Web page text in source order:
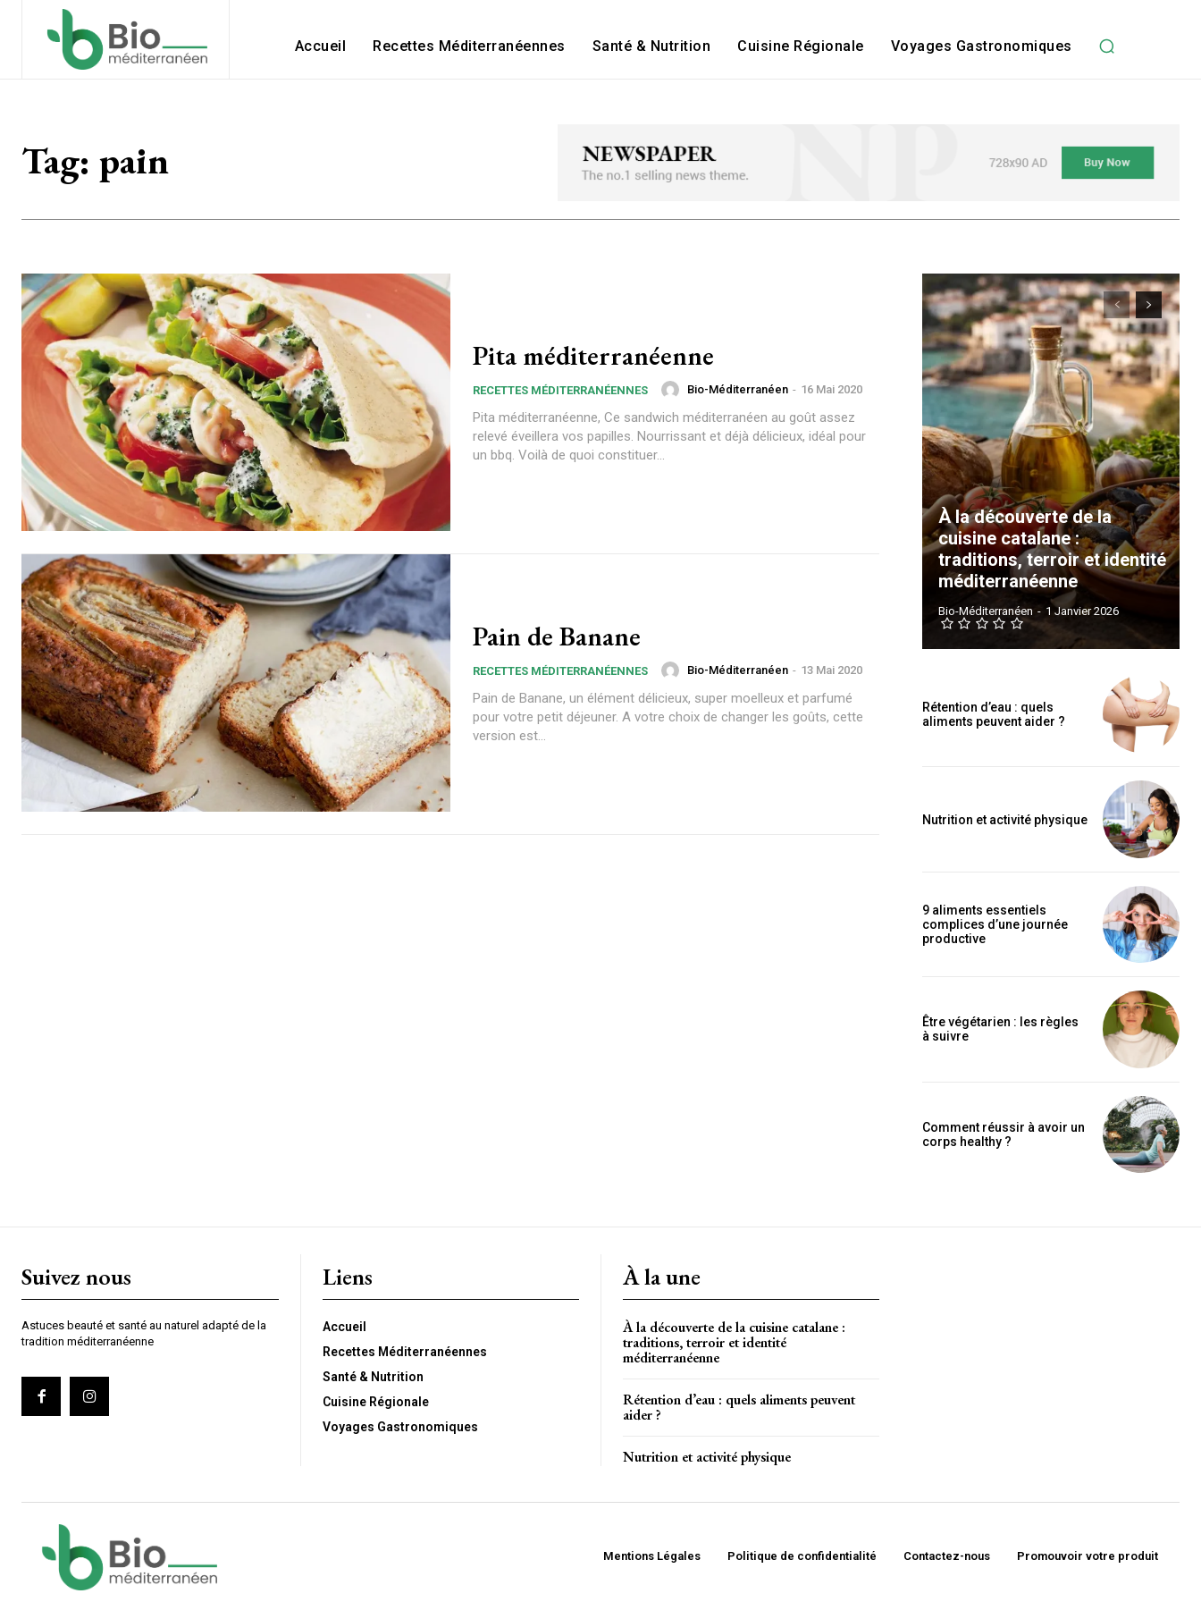
Accueil Recettes Méditerranéennes Santé & Nutrition Cuisine Régionale Voyages Gastronomiques
Tag: pain
Pita méditerranéenne
RECETTES MÉDITERRANÉENNES Bio-Méditerranéen - 16 Mai 2020
Pita méditerranéenne, Ce sandwich méditerranéen au goût assez
relevé éveillera vos papilles. Nourrissant et déjà délicieux, idéal pour
un bbq. Voilà de quoi constituer...
Pain de Banane
RECETTES MÉDITERRANÉENNES Bio-Méditerranéen - 13 Mai 2020
Pain de Banane, un élément délicieux, super moelleux et parfumé
pour votre petit déjeuner. A votre choix de changer les goûts, cette
version est...
À la découverte de la
cuisine catalane :
traditions, terroir et identité
méditerranéenne
Bio-Méditerranéen - 1 Janvier 2026
Rétention d’eau : quels
aliments peuvent aider ?
Nutrition et activité physique
9 aliments essentiels
complices d’une journée
productive
Être végétarien : les règles
à suivre
Comment réussir à avoir un
corps healthy ?
Suivez nous
Astuces beauté et santé au naturel adapté de la
tradition méditerranéenne
Liens
Accueil
Recettes Méditerranéennes
Santé & Nutrition
Cuisine Régionale
Voyages Gastronomiques
À la une
À la découverte de la cuisine catalane :
traditions, terroir et identité
méditerranéenne
Rétention d’eau : quels aliments peuvent
aider ?
Nutrition et activité physique
Mentions Légales Politique de confidentialité Contactez-nous Promouvoir votre produit